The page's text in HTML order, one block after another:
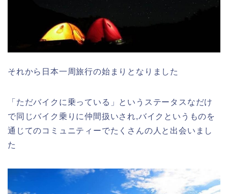
それから日本一周旅行の始まりとなりました
「ただバイクに乗っている」というステータスなだけ
で同じバイク乗りに仲間扱いされ,バイクというものを
通じてのコミュニティーでたくさんの人と出会いまし
た